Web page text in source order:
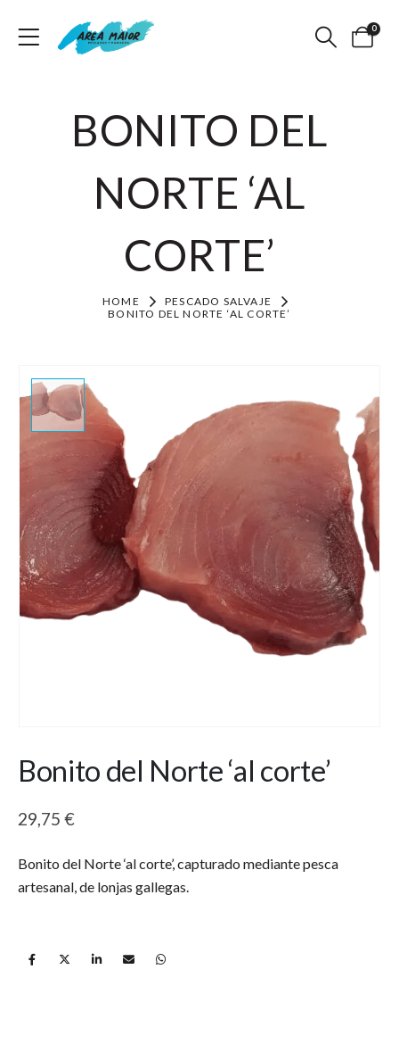
0
BONITO DEL
NORTE ‘AL
CORTE’
HOME
PESCADO SALVAJE
BONITO DEL NORTE ‘AL CORTE’
Bonito del Norte ‘al corte’
29,75 €
Bonito del Norte ‘al corte’, capturado mediante pesca
artesanal, de lonjas gallegas.